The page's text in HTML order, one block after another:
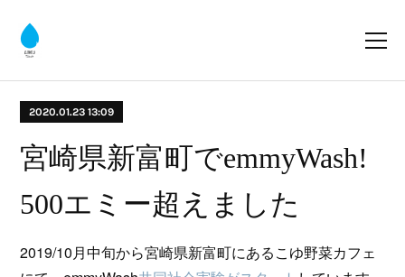
2020.01.23 13:09
宮崎県新富町でemmyWash!
500エミー超えました
2019/10月中旬から宮崎県新富町にあるこゆ野菜カフェ